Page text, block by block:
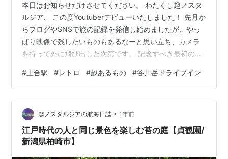
本日はお知らせだけさせてください。 わたくし趣ノスタ
ルジア、 この度Youtuberデビューいたしました！ 先月か
らブログやSNSで旅の記録を発信し始めましたが、やっ
ぱり映像で残したいものもあるなーと思い立ち、カメラ
を持って外に飛び出した次第です。 記念すべき最初の動
す。地下70メートルにあるホームから486段の階段を登
る、とっても過酷な通称「日本一のモグラ駅」。その圧
倒的なスケール感が注目されがちですが、実際に訪れる
と レトロな趣 が随所に残っていました。 ・昭和時代か
ら変わらない案内板・苔むしたコンクリート壁と白い窓
枠のコントラスト・駅…
#土合駅 #レトロ #趣あるもの #谷川岳ドライブイン
趣ノスタルジアの航海日誌 • 1年前
江戸時代の人と同じ景色を楽しむ苔の庭【貞観園/
新潟県柏崎市】